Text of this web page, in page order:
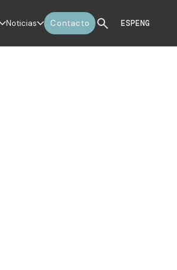
Noticias Contacto ESPENG